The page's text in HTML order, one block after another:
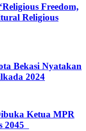
Freedom,
Religious
Bekasi Nyatakan
2024
Ketua MPR
2045